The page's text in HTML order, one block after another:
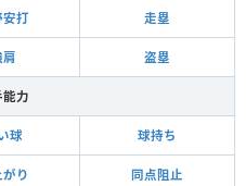
安打 走塁
肩 盗塁
力
球 球持ち
り 同点阻止